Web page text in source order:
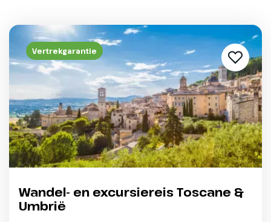
Vertrekgarantie
Wandel- en excursiereis Toscane &
Umbrië